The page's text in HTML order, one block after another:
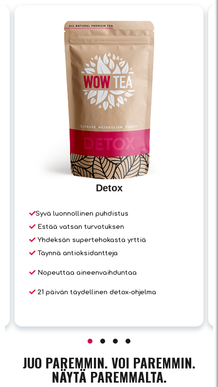
Detox
Syvä luonnollinen puhdistus
Estää vatsan turvotuksen
Yhdeksän supertehokasta yrttiä
Täynnä antioksidantteja
Nopeuttaa aineenvaihduntaa
21 päivän täydellinen detox-ohjelma
JUO PAREMMIN. VOI PAREMMIN.
NÄYTÄ PAREMMALTA.